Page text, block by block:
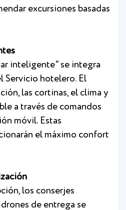
excursiones basadas
inteligente" se integra
Servicio hotelero. El
las cortinas, el clima y
a través de comandos
móvil. Estas
el máximo confort
los conserjes
de entrega se